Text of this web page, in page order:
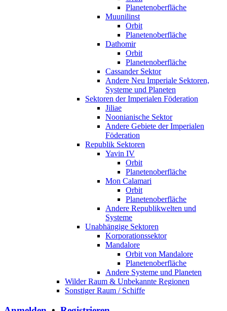
Planetenoberfläche
Muunilinst
Orbit
Planetenoberfläche
Dathomir
Orbit
Planetenoberfläche
Cassander Sektor
Andere Neu Imperiale Sektoren,
Systeme und Planeten
Sektoren der Imperialen Föderation
Jiliae
Noonianische Sektor
Andere Gebiete der Imperialen
Föderation
Republik Sektoren
Yavin IV
Orbit
Planetenoberfläche
Mon Calamari
Orbit
Planetenoberfläche
Andere Republikwelten und
Systeme
Unabhängige Sektoren
Korporationssektor
Mandalore
Orbit von Mandalore
Planetenoberfläche
Andere Systeme und Planeten
Wilder Raum & Unbekannte Regionen
Sonstiger Raum / Schiffe